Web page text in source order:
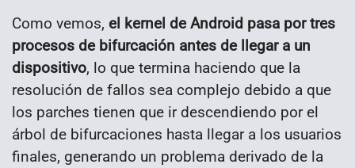
Como vemos, el kernel de Android pasa por tres
procesos de bifurcación antes de llegar a un
dispositivo, lo que termina haciendo que la
resolución de fallos sea complejo debido a que
los parches tienen que ir descendiendo por el
árbol de bifurcaciones hasta llegar a los usuarios
finales, generando un problema derivado de la